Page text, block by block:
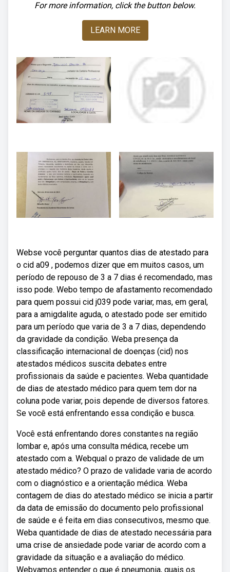
For more information, click the button below.
LEARN MORE
Webse você perguntar quantos dias de atestado para
o cid a09 , podemos dizer que em muitos casos, um
período de repouso de 3 a 7 dias é recomendado, mas
isso pode. Webo tempo de afastamento recomendado
para quem possui cid j039 pode variar, mas, em geral,
para a amigdalite aguda, o atestado pode ser emitido
para um período que varia de 3 a 7 dias, dependendo
da gravidade da condição. Weba presença da
classificação internacional de doenças (cid) nos
atestados médicos suscita debates entre
profissionais da saúde e pacientes. Weba quantidade
de dias de atestado médico para quem tem dor na
coluna pode variar, pois depende de diversos fatores.
Se você está enfrentando essa condição e busca.
Você está enfrentando dores constantes na região
lombar e, após uma consulta médica, recebe um
atestado com a. Webqual o prazo de validade de um
atestado médico? O prazo de validade varia de acordo
com o diagnóstico e a orientação médica. Weba
contagem de dias do atestado médico se inicia a partir
da data de emissão do documento pelo profissional
de saúde e é feita em dias consecutivos, mesmo que.
Weba quantidade de dias de atestado necessária para
uma crise de ansiedade pode variar de acordo com a
gravidade da situação e a avaliação do médico.
Webvamos entender o que é pneumonia, quais os